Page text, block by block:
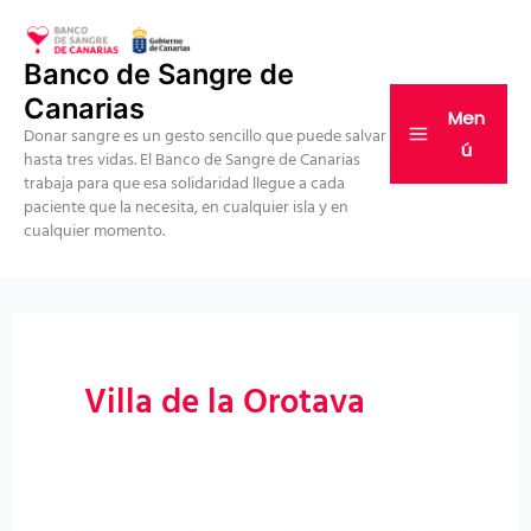
contenido
Banco de Sangre de
Canarias
Donar sangre es un gesto sencillo que puede salvar
hasta tres vidas. El Banco de Sangre de Canarias
trabaja para que esa solidaridad llegue a cada
paciente que la necesita, en cualquier isla y en
cualquier momento.
Men
ú
Villa de la Orotava